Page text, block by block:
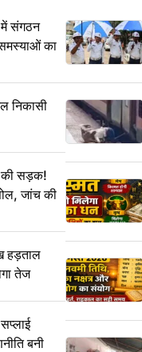
संगठन
का
निकासी
की सड़क!
जांच की
हड़ताल
तेज
बनी